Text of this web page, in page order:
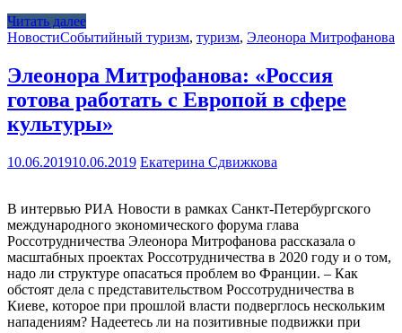
Читать далее
НовостиСобытийный туризм, туризм, Элеонора Митрофанова
Элеонора Митрофанова: «Россия
готова работать с Европой в сфере
культуры»
10.06.201910.06.2019 Екатерина Сдвижкова
В интервью РИА Новости в рамках Санкт-Петербургского
международного экономического форума глава
Россотрудничества Элеонора Митрофанова рассказала о
масштабных проектах Россотрудничества в 2020 году и о том,
надо ли структуре опасаться проблем во Франции. – Как
обстоят дела с представительством Россотрудничества в
Киеве, которое при прошлой власти подверглось нескольким
нападениям? Надеетесь ли на позитивные подвижки при